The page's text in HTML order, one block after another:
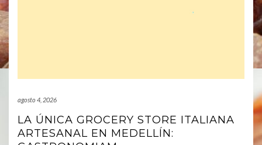
agosto 4, 2026
LA ÚNICA GROCERY STORE ITALIANA
ARTESANAL EN MEDELLÍN: